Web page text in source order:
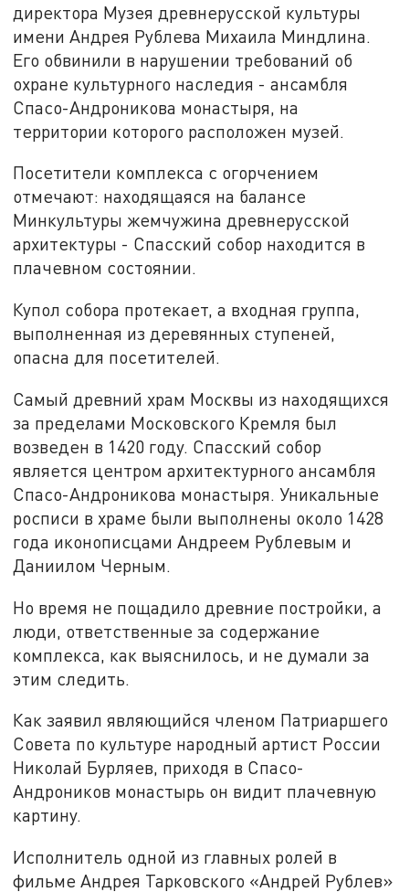
директора Музея древнерусской культуры
имени Андрея Рублева Михаила Миндлина.
Его обвинили в нарушении требований об
охране культурного наследия - ансамбля
Спасо-Андроникова монастыря, на
территории которого расположен музей.
Посетители комплекса с огорчением
отмечают: находящаяся на балансе
Минкультуры жемчужина древнерусской
архитектуры - Спасский собор находится в
плачевном состоянии.
Купол собора протекает, а входная группа,
выполненная из деревянных ступеней,
опасна для посетителей.
Самый древний храм Москвы из находящихся
за пределами Московского Кремля был
возведен в 1420 году. Спасский собор
является центром архитектурного ансамбля
Спасо-Андроникова монастыря. Уникальные
росписи в храме были выполнены около 1428
года иконописцами Андреем Рублевым и
Даниилом Черным.
Но время не пощадило древние постройки, а
люди, ответственные за содержание
комплекса, как выяснилось, и не думали за
этим следить.
Как заявил являющийся членом Патриаршего
Совета по культуре народный артист России
Николай Бурляев, приходя в Спасо-
Андроников монастырь он видит плачевную
картину.
Исполнитель одной из главных ролей в
фильме Андрея Тарковского «Андрей Рублев»